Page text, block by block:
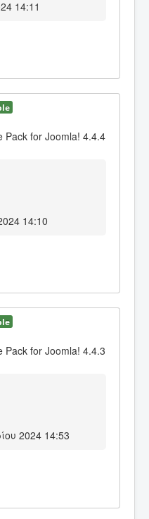
14:11
Pack for Joomla! 4.4.4
14:10
Pack for Joomla! 4.4.3
2024 14:53